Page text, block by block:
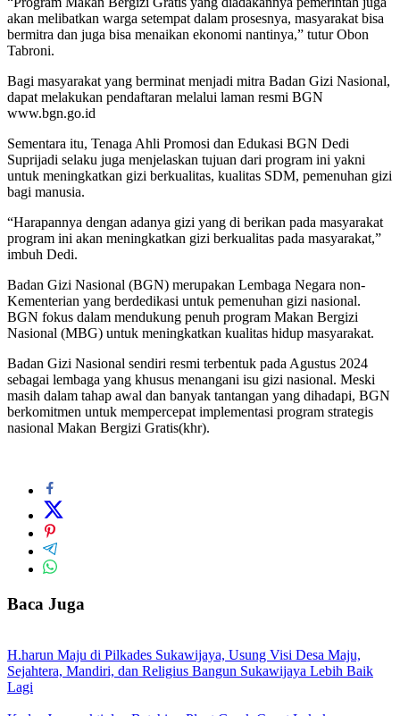
akan melibatkan warga setempat dalam prosesnya, masyarakat bisa
bermitra dan juga bisa menaikan ekonomi nantinya,” tutur Obon
Tabroni.
Bagi masyarakat yang berminat menjadi mitra Badan Gizi Nasional,
dapat melakukan pendaftaran melalui laman resmi BGN
www.bgn.go.id
Sementara itu, Tenaga Ahli Promosi dan Edukasi BGN Dedi
Suprijadi selaku juga menjelaskan tujuan dari program ini yakni
untuk meningkatkan gizi berkualitas, kualitas SDM, pemenuhan gizi
bagi manusia.
“Harapannya dengan adanya gizi yang di berikan pada masyarakat
program ini akan meningkatkan gizi berkualitas pada masyarakat,”
imbuh Dedi.
Badan Gizi Nasional (BGN) merupakan Lembaga Negara non-
Kementerian yang berdedikasi untuk pemenuhan gizi nasional.
BGN fokus dalam mendukung penuh program Makan Bergizi
Nasional (MBG) untuk meningkatkan kualitas hidup masyarakat.
Badan Gizi Nasional sendiri resmi terbentuk pada Agustus 2024
sebagai lembaga yang khusus menangani isu gizi nasional. Meski
masih dalam tahap awal dan banyak tantangan yang dihadapi, BGN
berkomitmen untuk mempercepat implementasi program strategis
nasional Makan Bergizi Gratis(khr).
Baca Juga
H.harun Maju di Pilkades Sukawijaya, Usung Visi Desa Maju,
Sejahtera, Mandiri, dan Religius Bangun Sukawijaya Lebih Baik
Lagi